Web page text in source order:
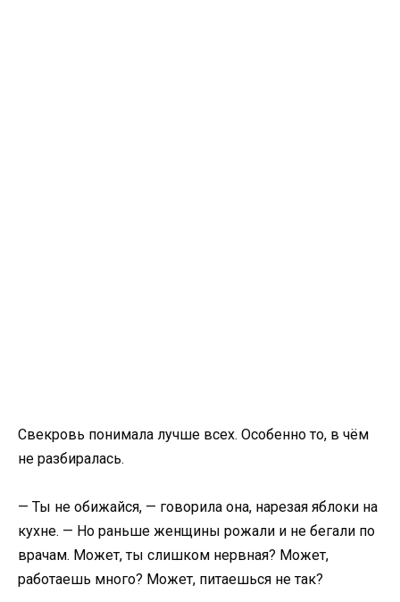
Свекровь понимала лучше всех. Особенно то, в чём
не разбиралась.
— Ты не обижайся, — говорила она, нарезая яблоки на
кухне. — Но раньше женщины рожали и не бегали по
врачам. Может, ты слишком нервная? Может,
работаешь много? Может, питаешься не так?